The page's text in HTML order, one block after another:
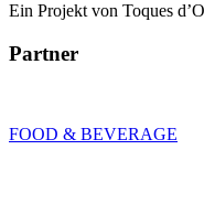
Ein Projekt von Toques
Partner
FOOD & BEVERAGE